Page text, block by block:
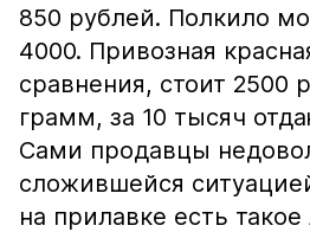
850 рублей. Полкило
4000. Привозная
сравнения, стоит 2500
грамм, за 10 тысяч
Сами продавцы
сложившейся
на прилавке есть